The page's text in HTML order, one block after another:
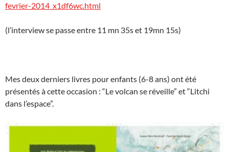
fevrier-2014_x1df6wc.html
(l’interview se passe entre 11 mn 35s et 19mn 15s)
Mes deux derniers livres pour enfants (6-8 ans) ont été
présentés à cette occasion : “Le volcan se réveille” et “Litchi
dans l’espace”.